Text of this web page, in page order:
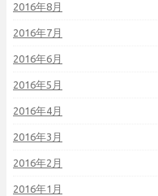
2016年8月
2016年7月
2016年6月
2016年5月
2016年4月
2016年3月
2016年2月
2016年1月